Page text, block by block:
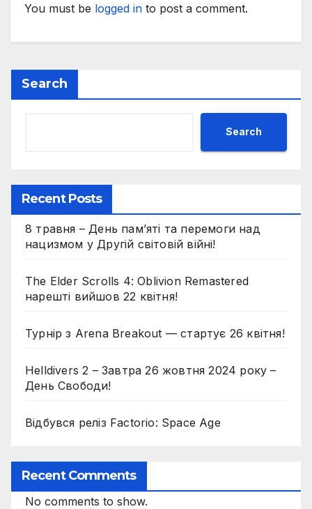
You must be logged in to post a comment.
Search
Search
Recent Posts
8 травня – День пам’яті та перемоги над
нацизмом у Другій світовій війні!
The Elder Scrolls 4: Oblivion Remastered
нарешті вийшов 22 квітня!
Турнір з Arena Breakout — стартує 26 квітня!
Helldivers 2 – Завтра 26 жовтня 2024 року –
День Свободи!
Відбувся реліз Factorio: Space Age
Recent Comments
No comments to show.